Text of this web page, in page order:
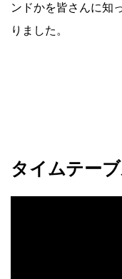
ンドかを皆さんに知
りました。
タイムテー